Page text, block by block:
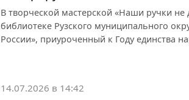
В творческой мастерской «Наши ручки не
библиотеке Рузского муниципального
России», приуроченный к Году единства
14.07.2026 в 14:42